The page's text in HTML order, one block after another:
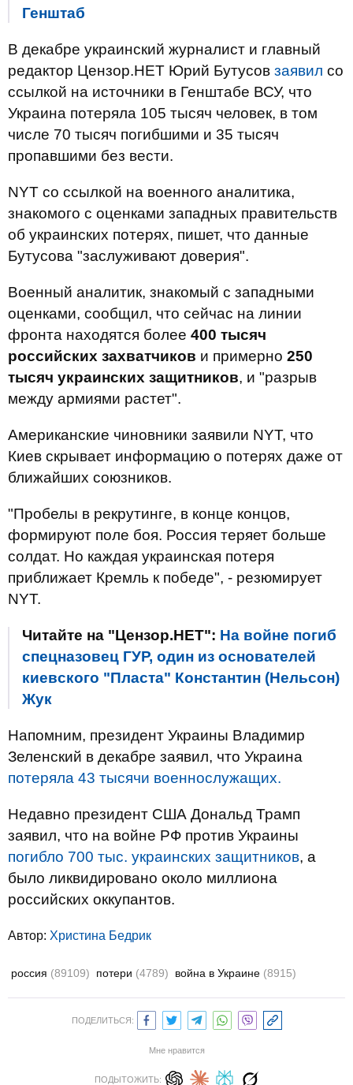
Генштаб
В декабре украинский журналист и главный
редактор Цензор.НЕТ Юрий Бутусов заявил со
ссылкой на источники в Генштабе ВСУ, что
Украина потеряла 105 тысяч человек, в том
числе 70 тысяч погибшими и 35 тысяч
пропавшими без вести.
NYT со ссылкой на военного аналитика,
знакомого с оценками западных правительств
об украинских потерях, пишет, что данные
Бутусова "заслуживают доверия".
Военный аналитик, знакомый с западными
оценками, сообщил, что сейчас на линии
фронта находятся более 400 тысяч
российских захватчиков и примерно 250
тысяч украинских защитников, и "разрыв
между армиями растет".
Американские чиновники заявили NYT, что
Киев скрывает информацию о потерях даже от
ближайших союзников.
"Пробелы в рекрутинге, в конце концов,
формируют поле боя. Россия теряет больше
солдат. Но каждая украинская потеря
приближает Кремль к победе", - резюмирует
NYT.
Читайте на "Цензор.НЕТ": На войне погиб
спецназовец ГУР, один из основателей
киевского "Пласта" Константин (Нельсон)
Жук
Напомним, президент Украины Владимир
Зеленский в декабре заявил, что Украина
потеряла 43 тысячи военнослужащих.
Недавно президент США Дональд Трамп
заявил, что на войне РФ против Украины
погибло 700 тыс. украинских защитников, а
было ликвидировано около миллиона
российских оккупантов.
Автор: Христина Бедрик
россия (89109) потери (4789) война в Украине (8915)
ПОДЕЛИТЬСЯ:
Мне нравится
ПОДЫТОЖИТЬ: